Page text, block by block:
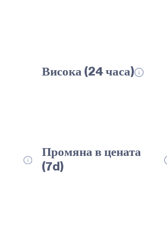
Висока (24 часа)
Промяна в цената
(7d)